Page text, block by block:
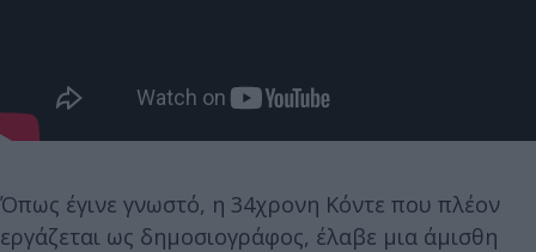
Όπως έγινε γνωστό, η 34χρονη Κόντε που πλέον
εργάζεται ως δημοσιογράφος, έλαβε μια άμισθη